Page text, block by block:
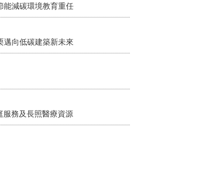
減碳環境教育重任
向低碳建築新未來
服務及長照醫療資源